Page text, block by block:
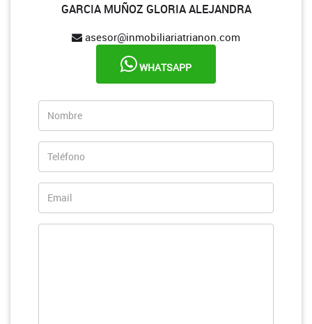
GARCIA MUÑOZ GLORIA ALEJANDRA
asesor@inmobiliariatrianon.com
WHATSAPP